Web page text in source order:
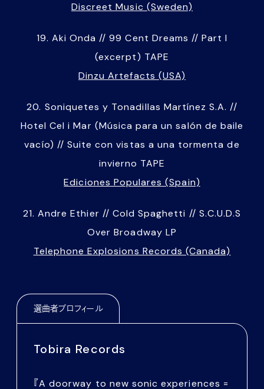
Discreet Music (Sweden)
19. Aki Onda // 99 Cent Dreams // Part I
(excerpt) TAPE
Dinzu Artefacts (USA)
20. Soniquetes y Tonadillas Martínez S.A. //
Hotel Cel i Mar (Música para un salón de baile
vacío) // Suite con vistas a una tormenta de
invierno TAPE
Ediciones Populares (Spain)
21. Andre Ethier // Cold Spaghetti // S.C.U.D.S
Over Broadway LP
Telephone Explosions Records (Canada)
選曲者プロフィール
Tobira Records
『A doorway to new sonic experiences =